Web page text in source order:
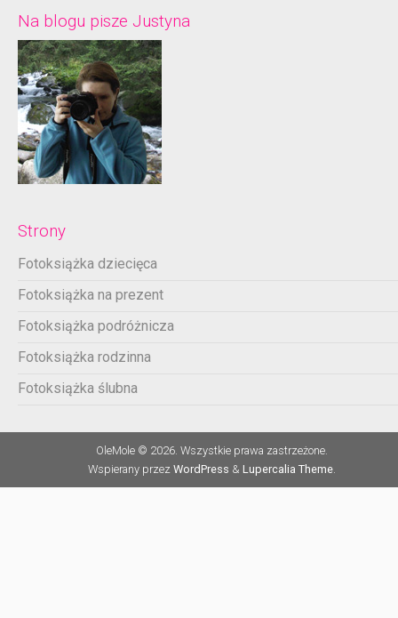
Na blogu pisze Justyna
Strony
Fotoksiążka dziecięca
Fotoksiążka na prezent
Fotoksiążka podróżnicza
Fotoksiążka rodzinna
Fotoksiążka ślubna
OleMole © 2026. Wszystkie prawa zastrzeżone.
Wspierany przez WordPress & Lupercalia Theme.